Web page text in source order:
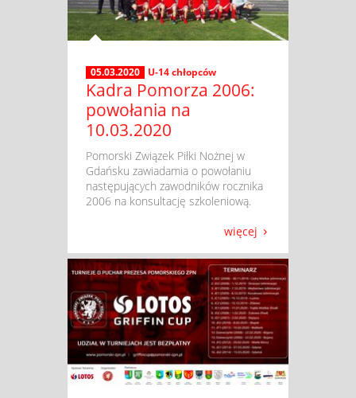
05.03.2020 U-14 chłopców
Kadra Pomorza 2006:
powołania na
10.03.2020
​ Pomorski Związek Piłki Nożnej w
Gdańsku zawiadamia o powołaniu
następujących zawodników rocznika
2006 na konsultację szkoleniową.
więcej